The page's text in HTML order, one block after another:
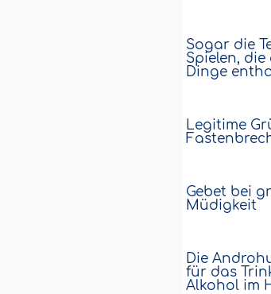
Sogar die
Spielen,
Dinge
Legitime
Gebet bei
Müdigkeit
Die
für das
Alkohol im